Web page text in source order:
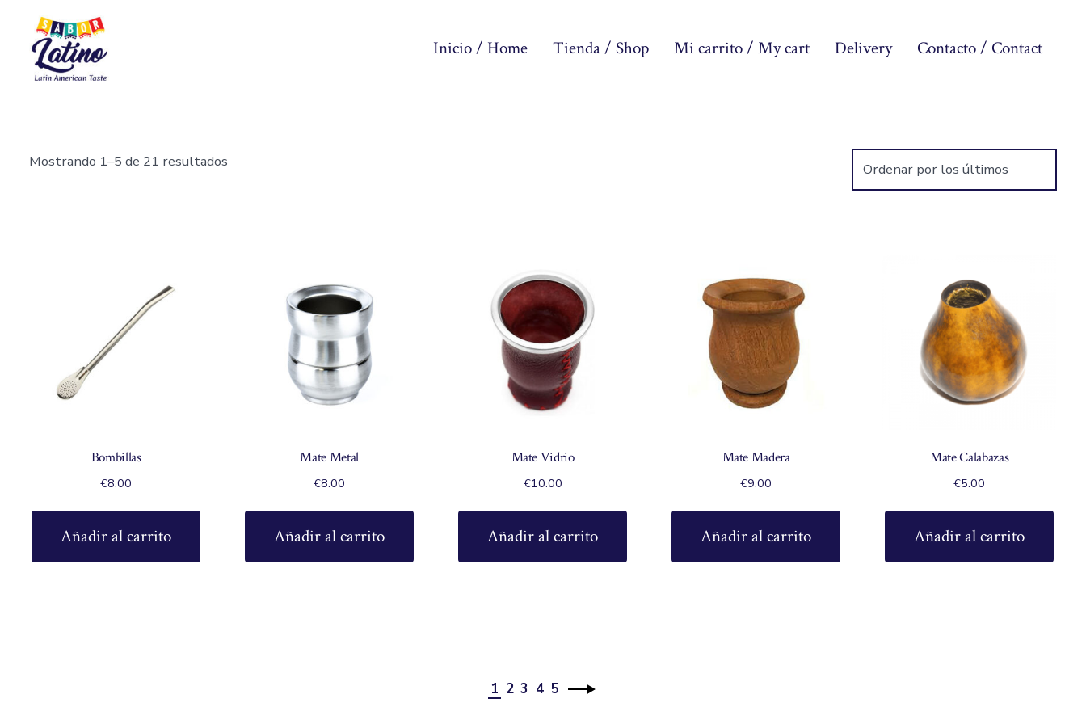
contenido
Inicio / Home Tienda / Shop Mi carrito / My cart Delivery Contacto / Contact
Mostrando 1–5 de 21 resultados
Bombillas
€8.00
Añadir al carrito
Mate Metal
€8.00
Añadir al carrito
Mate Vidrio
€10.00
Añadir al carrito
Mate Madera
€9.00
Añadir al carrito
Mate Calabazas
€5.00
Añadir al carrito
1 2 3 4 5